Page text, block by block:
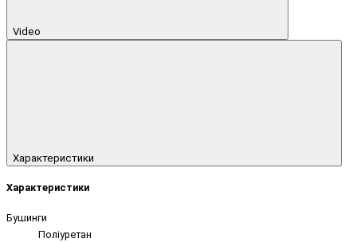
Video
Характеристики
Характеристики
Бушинги
Поліуретан